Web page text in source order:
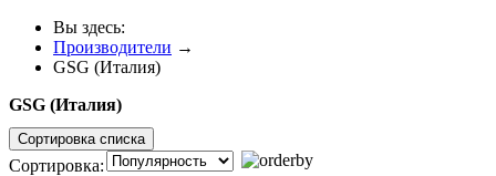
Вы здесь:
Производители →
GSG (Италия)
GSG (Италия)
Сортировка списка
Сортировка: